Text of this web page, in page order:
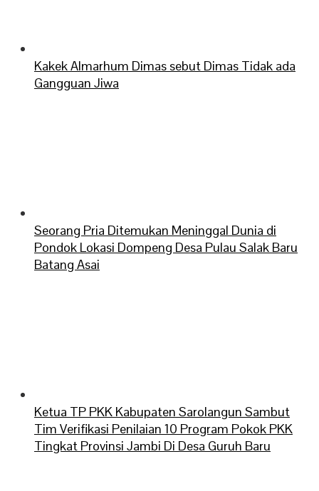
Kakek Almarhum Dimas sebut Dimas Tidak ada
Gangguan Jiwa
Seorang Pria Ditemukan Meninggal Dunia di
Pondok Lokasi Dompeng Desa Pulau Salak Baru
Batang Asai
Ketua TP PKK Kabupaten Sarolangun Sambut
Tim Verifikasi Penilaian 10 Program Pokok PKK
Tingkat Provinsi Jambi Di Desa Guruh Baru